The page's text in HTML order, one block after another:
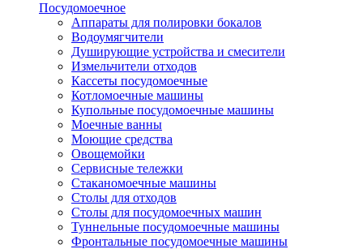
Посудомоечное
Аппараты для полировки бокалов
Водоумягчители
Душирующие устройства и смесители
Измельчители отходов
Кассеты посудомоечные
Котломоечные машины
Купольные посудомоечные машины
Моечные ванны
Моющие средства
Овощемойки
Сервисные тележки
Стаканомоечные машины
Столы для отходов
Столы для посудомоечных машин
Туннельные посудомоечные машины
Фронтальные посудомоечные машины